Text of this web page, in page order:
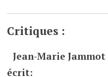
Critiques :
Jean-Marie Jammot
écrit: